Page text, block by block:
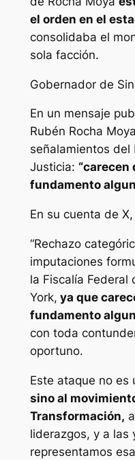
el orden en el
consolidaba el
sola facción.
Gobernador de
En un mensaje
Rubén Rocha
señalamientos
Justicia: “carecen
fundamento
En su cuenta de X,
“Rechazo
imputaciones
la Fiscalía Federal
York, ya que
fundamento
con toda
oportuno.
Este ataque no es
sino al
Transformación,
liderazgos, y a las
representamos